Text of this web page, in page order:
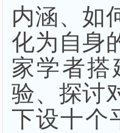
内涵、如
化为自身
家学者搭
验、探讨
下设十个